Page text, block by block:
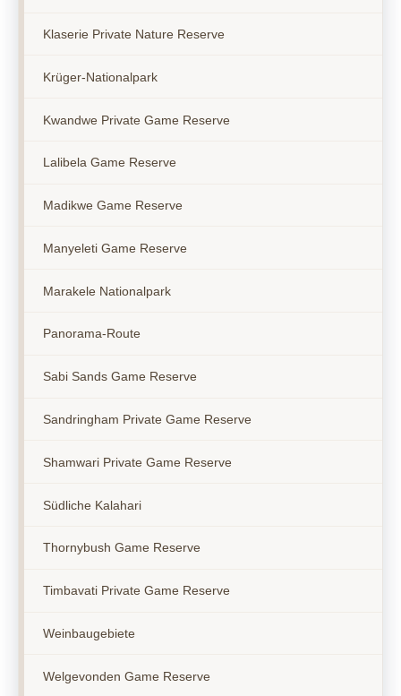
Klaserie Private Nature Reserve
Krüger-Nationalpark
Kwandwe Private Game Reserve
Lalibela Game Reserve
Madikwe Game Reserve
Manyeleti Game Reserve
Marakele Nationalpark
Panorama-Route
Sabi Sands Game Reserve
Sandringham Private Game Reserve
Shamwari Private Game Reserve
Südliche Kalahari
Thornybush Game Reserve
Timbavati Private Game Reserve
Weinbaugebiete
Welgevonden Game Reserve